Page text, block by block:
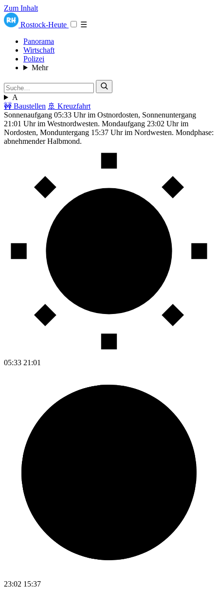
Zum Inhalt
Rostock-Heute
☰
Panorama
Wirtschaft
Polizei
Mehr
A
🚧 Baustellen 🚢 Kreuzfahrt
Sonnenaufgang 05:33 Uhr im Ostnordosten, Sonnenuntergang
21:01 Uhr im Westnordwesten. Mondaufgang 23:02 Uhr im
Nordosten, Monduntergang 15:37 Uhr im Nordwesten. Mondphase:
abnehmender Halbmond.
05:33 21:01
23:02 15:37